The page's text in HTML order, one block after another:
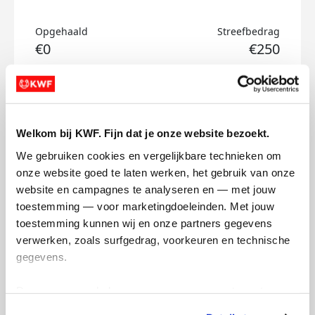
Welkom bij KWF. Fijn dat je onze website bezoekt.
We gebruiken cookies en vergelijkbare technieken om
onze website goed te laten werken, het gebruik van onze
website en campagnes te analyseren en — met jouw
toestemming — voor marketingdoeleinden. Met jouw
toestemming kunnen wij en onze partners gegevens
verwerken, zoals surfgedrag, voorkeuren en technische
gegevens.
Opgehaald
€0
Streefbedrag
€250
Doneer
Annaluna's badges